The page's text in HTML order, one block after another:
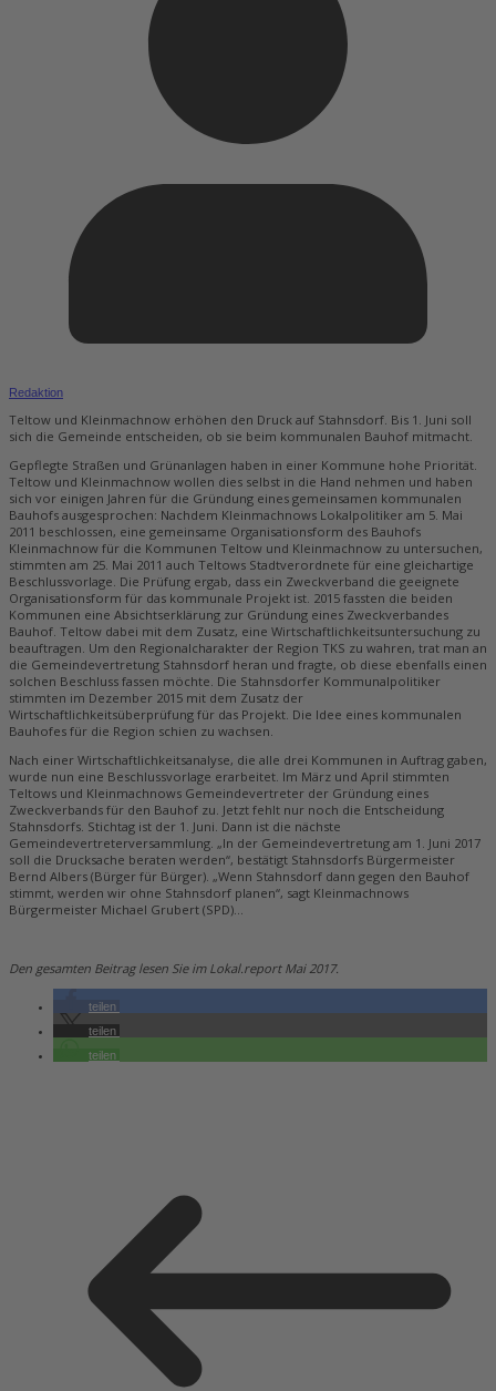
Redaktion
Teltow und Kleinmachnow erhöhen den Druck auf Stahnsdorf. Bis 1. Juni soll
sich die Gemeinde entscheiden, ob sie beim kommunalen Bauhof mitmacht.
Gepflegte Straßen und Grünanlagen haben in einer Kommune hohe Priorität.
Teltow und ­Kleinmachnow wollen dies selbst in die Hand nehmen und haben
sich vor einigen Jahren für die Gründung eines gemeinsamen kommunalen
Bauhofs ausgesprochen: Nachdem Kleinmachnows Lokalpolitiker am 5. Mai
2011 beschlossen, eine gemeinsame Organisationsform des Bauhofs
Kleinmachnow für die Kommunen Teltow und Kleinmachnow zu untersuchen,
stimmten am 25. Mai 2011 auch Teltows Stadtverordnete für eine gleichartige
Beschlussvorlage. Die Prüfung ergab, dass ein Zweckverband die geeignete
Organisationsform für das kommunale Projekt ist. 2015 fassten die beiden
Kommunen eine Absichtserklärung zur Gründung eines Zweckverbandes
Bauhof. Teltow dabei mit dem Zusatz, eine Wirtschaftlichkeitsuntersuchung zu
beauftragen. Um den Regionalcharakter der Region TKS zu wahren, trat man an
die Gemeindevertretung Stahnsdorf heran und fragte, ob diese ebenfalls einen
solchen Beschluss fassen möchte. Die Stahnsdorfer Kommunalpolitiker
stimmten im Dezember 2015 mit dem Zusatz der
Wirtschaftlichkeitsüberprüfung für das Projekt. Die Idee eines kommunalen
Bauhofes für die Region schien zu wachsen.
Nach einer Wirtschaftlichkeitsanalyse, die alle drei Kommunen in Auftrag gaben,
wurde nun eine Beschlussvorlage erarbeitet. Im März und April stimmten
Teltows und Kleinmachnows Gemeindevertreter der Gründung eines
Zweckverbands für den Bauhof zu. Jetzt fehlt nur noch die Entscheidung
Stahnsdorfs. Stichtag ist der 1. Juni. Dann ist die nächste
Gemeindevertreterversammlung. „In der Gemeindevertretung am 1. Juni 2017
soll die Drucksache beraten werden“, bestätigt Stahnsdorfs Bürgermeister
Bernd Albers (Bürger für Bürger). „Wenn Stahnsdorf dann gegen den Bauhof
stimmt, werden wir ohne Stahnsdorf planen“, sagt Kleinmachnows
Bürgermeister Michael Grubert (SPD)…
Den gesamten Beitrag lesen Sie im Lokal.report Mai 2017.
teilen
teilen
teilen